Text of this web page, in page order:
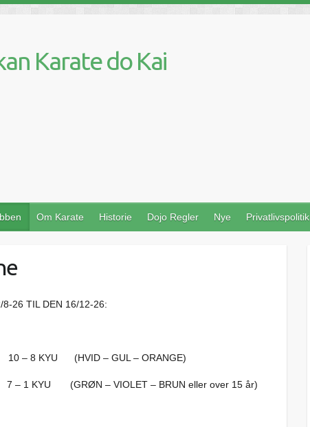
Karate do Kai
Om Karate Historie Dojo Regler Nye Privatlivspolitik
26 TIL DEN 16/12-26:
8 KYU (HVID – GUL – ORANGE)
(GRØN – VIOLET – BRUN eller over 15 år)